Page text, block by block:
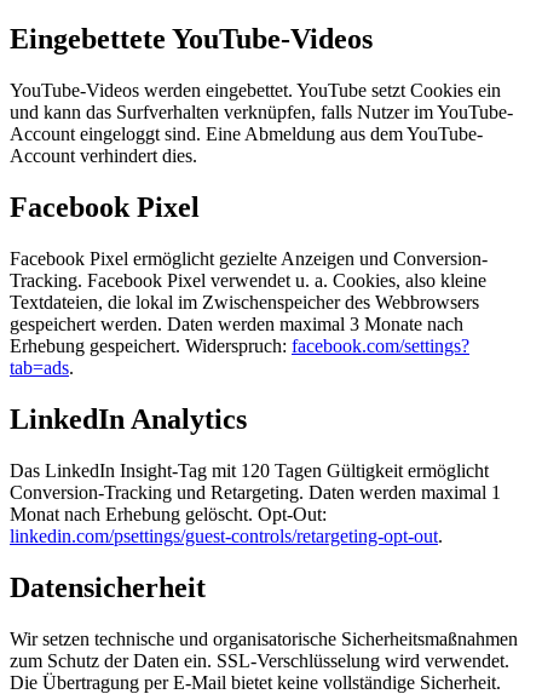
Eingebettete YouTube-Videos
YouTube-Videos werden eingebettet. YouTube setzt Cookies ein
und kann das Surfverhalten verknüpfen, falls Nutzer im YouTube-
Account eingeloggt sind. Eine Abmeldung aus dem YouTube-
Account verhindert dies.
Facebook Pixel
Facebook Pixel ermöglicht gezielte Anzeigen und Conversion-
Tracking. Facebook Pixel verwendet u. a. Cookies, also kleine
Textdateien, die lokal im Zwischenspeicher des Webbrowsers
gespeichert werden. Daten werden maximal 3 Monate nach
Erhebung gespeichert. Widerspruch: facebook.com/settings?
tab=ads.
LinkedIn Analytics
Das LinkedIn Insight-Tag mit 120 Tagen Gültigkeit ermöglicht
Conversion-Tracking und Retargeting. Daten werden maximal 1
Monat nach Erhebung gelöscht. Opt-Out:
linkedin.com/psettings/guest-controls/retargeting-opt-out.
Datensicherheit
Wir setzen technische und organisatorische Sicherheitsmaßnahmen
zum Schutz der Daten ein. SSL-Verschlüsselung wird verwendet.
Die Übertragung per E-Mail bietet keine vollständige Sicherheit.